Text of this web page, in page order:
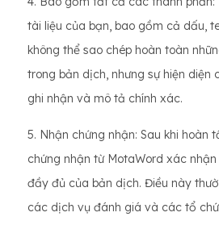
tài liệu của bạn, bao gồm cả dấu,
không thể sao chép hoàn toàn
trong bản dịch, nhưng sự hiện diện
ghi nhận và mô tả chính xác.
5. Nhận chứng nhận: Sau khi hoàn
chứng nhận từ MotaWord xác
đầy đủ của bản dịch. Điều này
các dịch vụ đánh giá và các tổ